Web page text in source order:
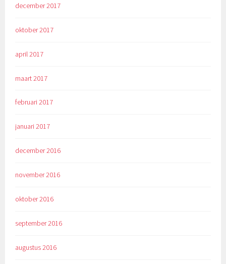
december 2017
oktober 2017
april 2017
maart 2017
februari 2017
januari 2017
december 2016
november 2016
oktober 2016
september 2016
augustus 2016